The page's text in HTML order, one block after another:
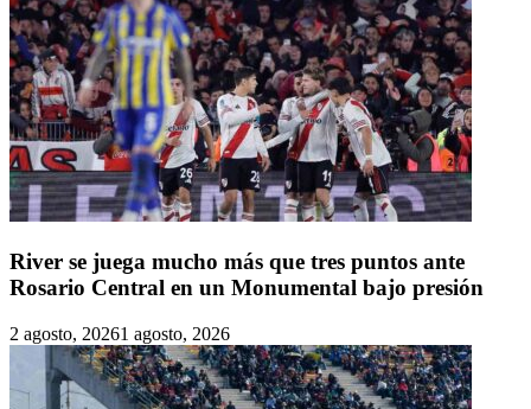
River se juega mucho más que tres puntos ante
Rosario Central en un Monumental bajo presión
2 agosto, 20261 agosto, 2026